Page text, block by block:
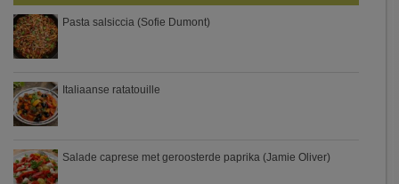
Pasta salsiccia (Sofie Dumont)
Italiaanse ratatouille
Salade caprese met geroosterde paprika (Jamie Oliver)